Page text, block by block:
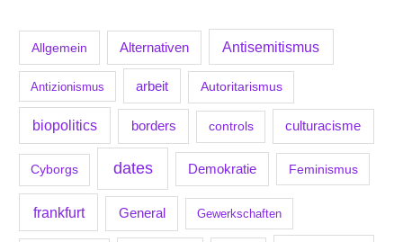
Allgemein Alternativen Antisemitismus
Antizionismus arbeit Autoritarismus
biopolitics borders controls culturacisme
Cyborgs dates Demokratie Feminismus
frankfurt General Gewerkschaften